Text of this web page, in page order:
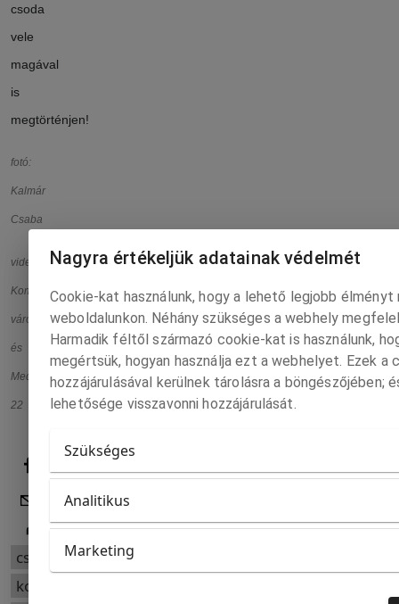
csoda
vele
magával
is
megtörténjen!
fotó:
Kalmár
Csaba
videó:
Komárom
város
és
Media
22
csallóköz
komárom
Nagyra értékeljük adatainak védelmét
Cookie-kat használunk, hogy a lehető legjobb élményt
weboldalunkon. Néhány szükséges a webhely
Harmadik féltől származó cookie-kat is használunk,
megértsük, hogyan használja ezt a webhelyet. Ezek a
hozzájárulásával kerülnek tárolásra a böngészőjében;
lehetősége visszavonni hozzájárulását.
Szükséges
Analitikus
Marketing